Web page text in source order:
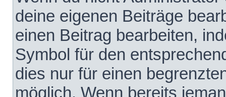
deine eigenen Beiträge
einen Beitrag bearbeiten,
Symbol für den
dies nur für einen
möglich. Wenn bereits